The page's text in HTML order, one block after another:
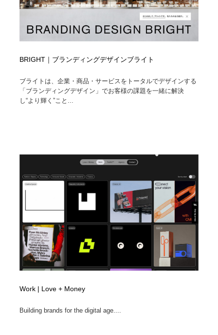
BRIGHT｜ブランディングデザインブライト
ブライトは、企業・商品・サービスをトータルでデザインする
「ブランディングデザイン」でお客様の課題を一緒に解決
し“より輝く”こと...
Work | Love + Money
Building brands for the digital age....